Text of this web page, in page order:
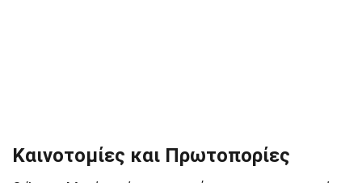
Καινοτομίες και Πρωτοπορίες